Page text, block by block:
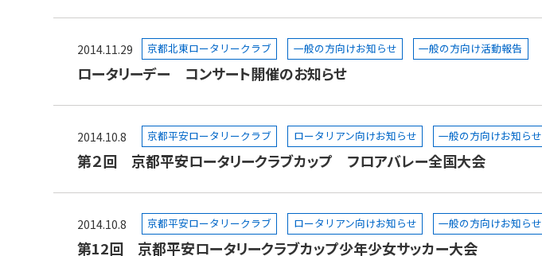
2014.11.29 京都北東ロータリークラブ 一般の方向けお知らせ 一般の方向け活動報告
ロータリーデー コンサート開催のお知らせ
2014.10.8 京都平安ロータリークラブ ロータリアン向けお知らせ 一般の方向けお知らせ
第２回 京都平安ロータリークラブカップ フロアバレー全国大会
2014.10.8 京都平安ロータリークラブ ロータリアン向けお知らせ 一般の方向けお知らせ
第12回 京都平安ロータリークラブカップ少年少女サッカー大会